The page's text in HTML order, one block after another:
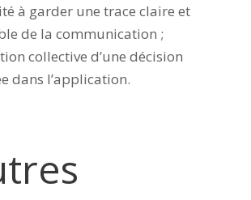
à garder une trace claire et
de la communication ;
collective d’une décision
dans l’application.